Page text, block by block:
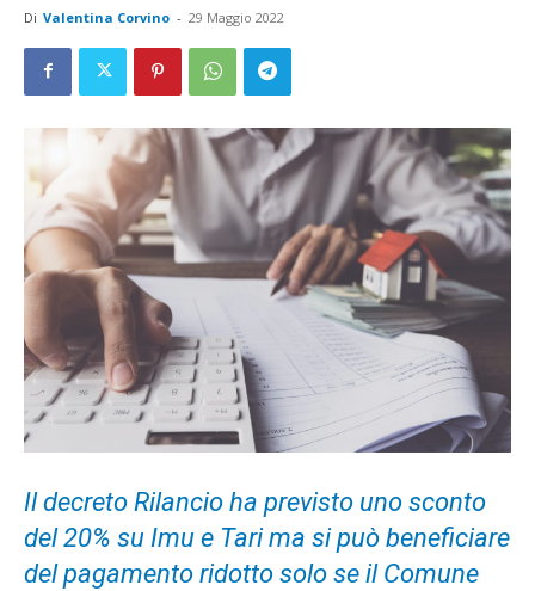
Di Valentina Corvino - 29 Maggio 2022
Il decreto Rilancio ha previsto uno sconto
del 20% su Imu e Tari ma si può beneficiare
del pagamento ridotto solo se il Comune